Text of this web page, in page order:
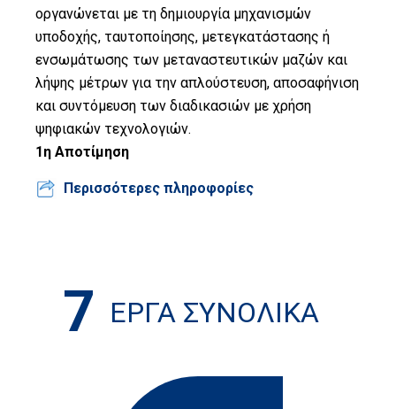
Προτείνετε
την ιδέα
σας
Σελίδα
Αναζήτησης
Βίβλος Ψηφιακού
Μετασχηματισμού
οργανώνεται με τη δημιουργία μηχανισμών
υποδοχής, ταυτοποίησης, μετεγκατάστασης ή
ενσωμάτωσης των μεταναστευτικών μαζών και
λήψης μέτρων για την απλούστευση, αποσαφήνιση
και συντόμευση των διαδικασιών με χρήση
ψηφιακών τεχνολογιών.
1η Αποτίμηση
Περισσότερες πληροφορίες
7 ΈΡΓΑ ΣΥΝΟΛΙΚΆ